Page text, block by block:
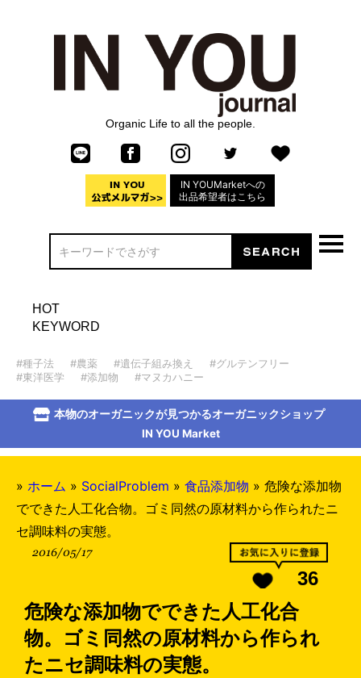
Organic Life to all the people.
IN YOUMarketへの
出品希望者はこちら
HOT
KEYWORD
#種子法 #農薬 #遺伝子組み換え
#グルテンフリー
#東洋医学
#添加物 #マヌカハニー
本物のオーガニックが見つかるオーガニックショップ
IN YOU Market
» ホーム » SocialProblem » 食品添加物 » 危険な添加物
でできた人工化合物。ゴミ同然の原材料から作られたニ
セ調味料の実態。
2016/05/17
36
危険な添加物でできた人工化合
物。ゴミ同然の原材料から作られ
たニセ調味料の実態。